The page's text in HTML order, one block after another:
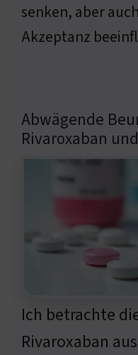
senken, aber
Akzeptanz
Abwägende
Rivaroxaban
Ich betrachte
Rivaroxaban